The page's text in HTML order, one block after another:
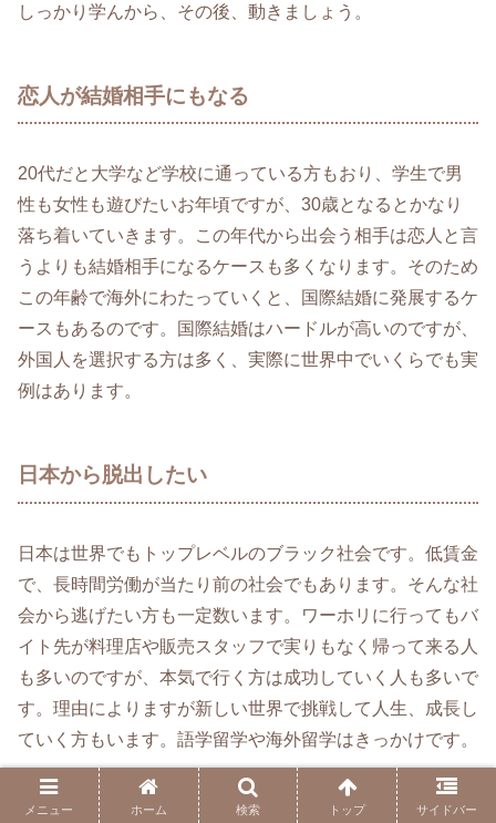
しっかり学んから、その後、動きましょう。
恋人が結婚相手にもなる
20代だと大学など学校に通っている方もおり、学生で男
性も女性も遊びたいお年頃ですが、30歳となるとかなり
落ち着いていきます。この年代から出会う相手は恋人と言
うよりも結婚相手になるケースも多くなります。そのため
この年齢で海外にわたっていくと、国際結婚に発展するケ
ースもあるのです。国際結婚はハードルが高いのですが、
外国人を選択する方は多く、実際に世界中でいくらでも実
例はあります。
日本から脱出したい
日本は世界でもトップレベルのブラック社会です。低賃金
で、長時間労働が当たり前の社会でもあります。そんな社
会から逃げたい方も一定数います。ワーホリに行ってもバ
イト先が料理店や販売スタッフで実りもなく帰って来る人
も多いのですが、本気で行く方は成功していく人も多いで
す。理由によりますが新しい世界で挑戦して人生、成長し
ていく方もいます。語学留学や海外留学はきっかけです。
メニュー ホーム 検索 トップ サイドバー